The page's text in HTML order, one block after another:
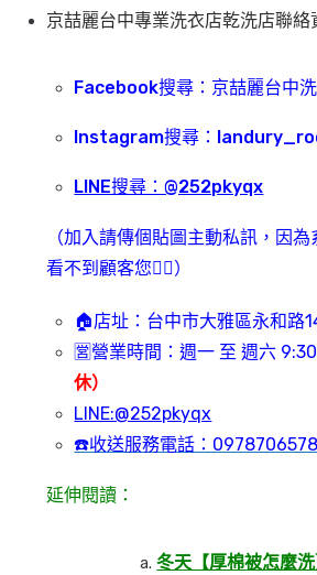
京喆麗台中專業洗衣店乾洗店聯絡
Facebook搜尋：京喆麗台中
Instagram搜尋：
LINE搜尋：@252pkyqx
（加入請傳個貼圖主動私訊，因
看不到顧客您🙇‍♂️）
🏠店址：台中市大雅區永和路
🈺️營業時間：週一 至 週六
休）
LINE:@252pkyqx
☎️收送服務電話：0978706578
延伸閱讀：
冬天【厚棉被怎麼洗